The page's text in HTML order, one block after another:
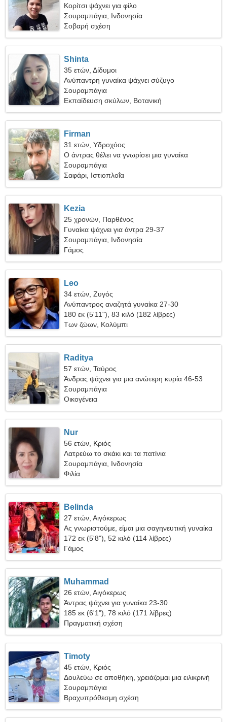
Κορίτσι ψάχνει για φίλο
Σουραμπάγια, Ινδονησία
Σοβαρή σχέση
Shinta
35 ετών, Δίδυμοι
Ανύπαντρη γυναίκα ψάχνει σύζυγο
Σουραμπάγια
Εκπαίδευση σκύλων, Βοτανική
Firman
31 ετών, Υδροχόος
Ο άντρας θέλει να γνωρίσει μια γυναίκα
Σουραμπάγια
Σαφάρι, Ιστιοπλοΐα
Kezia
25 χρονών, Παρθένος
Γυναίκα ψάχνει για άντρα 29-37
Σουραμπάγια, Ινδονησία
Γάμος
Leo
34 ετών, Ζυγός
Ανύπαντρος αναζητά γυναίκα 27-30
180 εκ (5'11"), 83 κιλό (182 λίβρες)
Των ζώων, Κολύμπι
Raditya
57 ετών, Ταύρος
Άνδρας ψάχνει για μια ανώτερη κυρία 46-53
Σουραμπάγια
Οικογένεια
Nur
56 ετών, Κριός
Λατρεύω το σκάκι και τα πατίνια
Σουραμπάγια, Ινδονησία
Φιλία
Belinda
27 ετών, Αιγόκερως
Ας γνωριστούμε, είμαι μια σαγηνευτική γυναίκα
172 εκ (5'8"), 52 κιλό (114 λίβρες)
Γάμος
Muhammad
26 ετών, Αιγόκερως
Άντρας ψάχνει για γυναίκα 23-30
185 εκ (6'1"), 78 κιλό (171 λίβρες)
Πραγματική σχέση
Timoty
45 ετών, Κριός
Δουλεύω σε αποθήκη, χρειάζομαι μια ειλικρινή
γυναίκα
Σουραμπάγια
Βραχυπρόθεσμη σχέση